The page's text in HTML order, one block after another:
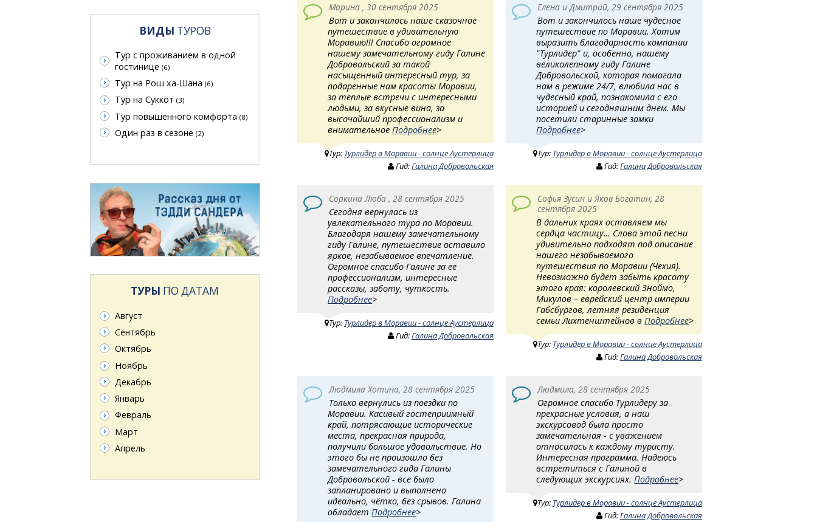
Марина , 30 сентября 2025
Вот и закончилось наше сказочное
путешествие в удивительную
Моравию!!! Спасибо огромное
нашему замечательному гиду Галине
Добровольский за такой
насыщенный интересный тур, за
подаренные нам красоты Моравии,
за теплые встречи с интересными
людьми, за вкусные вина, за
высочайший профессионализм и
внимательное Подробнее>
Тур: Турлидер в Моравии - солнце Аустерлица
Гид:Галина Добровольская
Елена и Дмитрий, 29 сентября 2025
Вот и закончилось наше чудесное
путешествие по Моравии. Хотим
выразить благодарность компании
"Турлидер" и, особенно, нашему
великолепному гиду Галине
Добровольской, которая помогала
нам в режиме 24/7, влюбила нас в
чудесный край, познакомила с его
историей и сегодняшним днем. Мы
посетили старинные замки
Подробнее>
Тур: Турлидер в Моравии - солнце Аустерлица
Гид:Галина Добровольская
Соркина Люба , 28 сентября 2025
Сегодня вернулась из
увлекательного тура по Моравии.
Благодаря нашему замечательному
гиду Галине, путешествие оставило
яркое, незабываемое впечатление.
Огромное спасибо Галине за её
профессионализм, интересные
рассказы, заботу, чуткость.
Подробнее>
Тур: Турлидер в Моравии - солнце Аустерлица
Гид:Галина Добровольская
Софья Зусин и Яков Богатин, 28
сентября 2025
В дальних краях оставляем мы
сердца частицу… Слова этой песни
удивительно подходят под описание
нашего незабываемого
путешествия по Моравии (Чехия).
Невозможно будет забыть красоту
этого края: королевский Зноймо,
Микулов – еврейский центр империи
Габсбургов, летняя резиденция
семьи Лихтенштейнов вПодробнее>
Тур: Турлидер в Моравии - солнце Аустерлица
Гид:Галина Добровольская
Людмила Хотина, 28 сентября 2025
Только вернулись из поездки по
Моравии. Касивый гостеприимный
край, потрясающие исторические
места, прекрасная природа,
получили большое удовольствие. Но
этого бы не произошло без
замечательного гида Галины
Добровольской - все было
запланировано и выполнено
идеально, чётко, без срывов. Галина
обладаетПодробнее>
Людмила, 28 сентября 2025
Огромное спасибо Турлидеру за
прекрасные условия, а наш
экскурсовод была просто
замечательная - с уважением
относилась к каждому туристу.
Интересная программа. Надеюсь
встретиться с Галиной в
следующих экскурсиях.Подробнее>
Тур: Турлидер в Моравии - солнце Аустерлица
Гид:Галина Добровольская
ВИДЫ ТУРОВ
Тур с проживанием в одной
гостинице (6)
Тур на Рош ха-Шана (6)
Тур на Суккот (3)
Тур повышенного комфорта (8)
Один раз в сезоне (2)
ТУРЫ ПО ДАТАМ
Август
Сентябрь
Октябрь
Ноябрь
Декабрь
Январь
Февраль
Март
Апрель